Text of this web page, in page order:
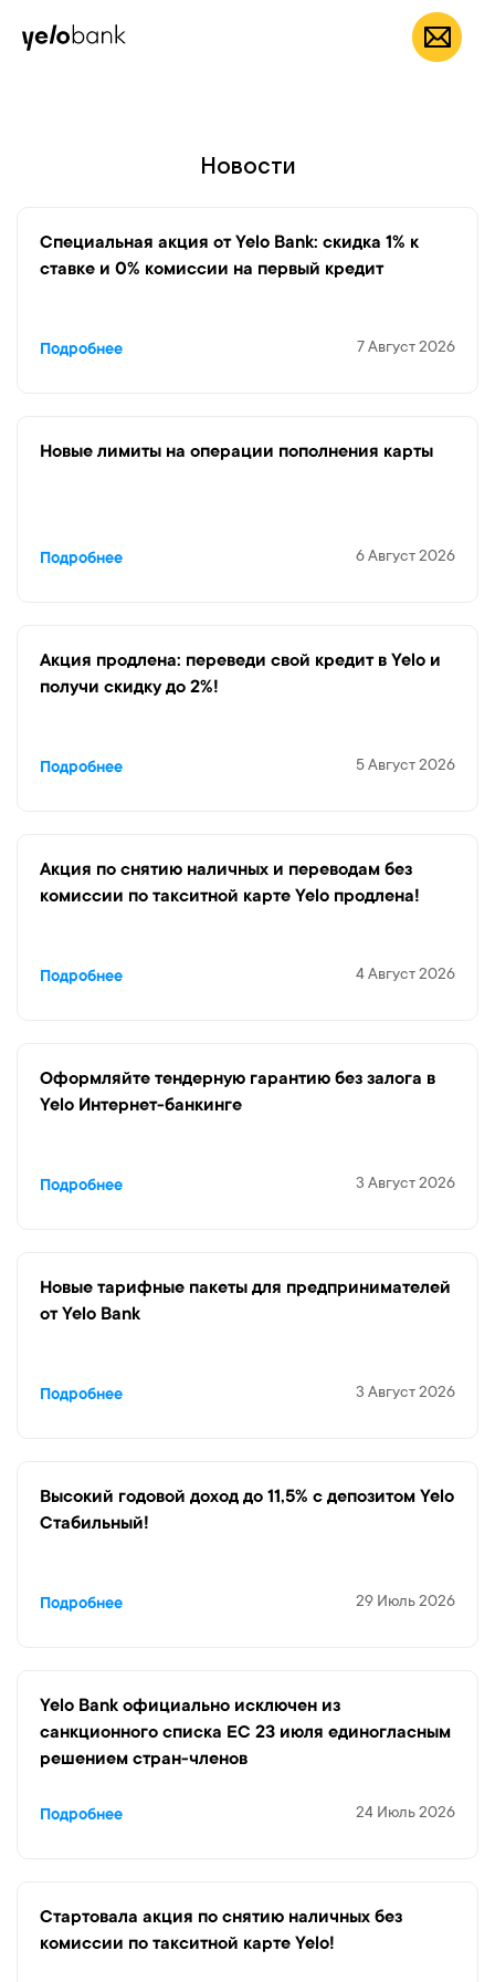
приложение Yelo
Частным лицам RU
Новости
Специальная акция от Yelo Bank: скидка 1% к
ставке и 0% комиссии на первый кредит
Подробнее 7 Август 2026
Новые лимиты на операции пополнения карты
Подробнее 6 Август 2026
Акция продлена: переведи свой кредит в Yelo и
получи скидку до 2%!
Подробнее 5 Август 2026
Акция по снятию наличных и переводам без
комиссии по такситной карте Yelo продлена!
Подробнее 4 Август 2026
Оформляйте тендерную гарантию без залога в
Yelo Интернет-банкинге
Подробнее 3 Август 2026
Новые тарифные пакеты для предпринимателей
от Yelo Bank
Подробнее 3 Август 2026
Высокий годовой доход до 11,5% с депозитом Yelo
Стабильный!
Подробнее 29 Июль 2026
Yelo Bank официально исключен из
санкционного списка ЕС 23 июля единогласным
решением стран-членов
Подробнее 24 Июль 2026
Стартовала акция по снятию наличных без
комиссии по такситной карте Yelo!